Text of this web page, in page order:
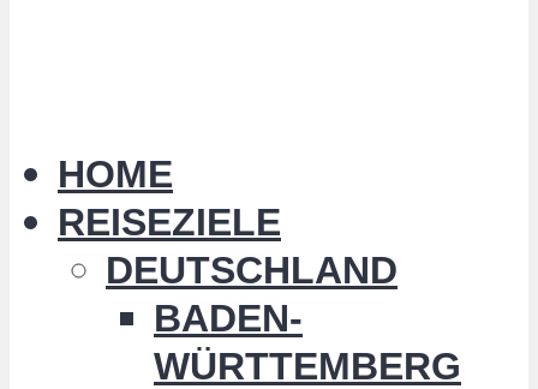
HOME
REISEZIELE
DEUTSCHLAND
BADEN-
WÜRTTEMBERG